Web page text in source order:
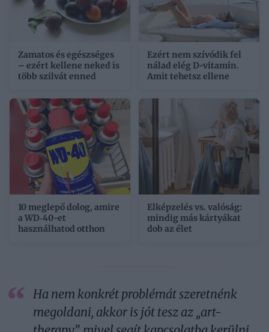
Zamatos és egészséges
– ezért kellene neked is
több szilvát enned
Ezért nem szívódik fel
nálad elég D-vitamin.
Amit tehetsz ellene
10 meglepő dolog, amire
a WD‑40-et
használhatod otthon
Elképzelés vs. valóság:
mindig más kártyákat
dob az élet
Ha nem konkrét problémát szeretnénk
megoldani, akkor is jót tesz az „art-